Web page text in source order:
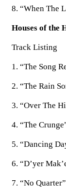
8. “When The
Houses of the
Track Listing
1. “The Song
2. “The Rain
3. “Over The
4. “The
5. “Dancing
6. “D’yer
7. “No Quarter”